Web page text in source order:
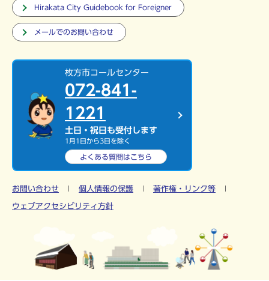
Hirakata City Guidebook for Foreigner
メールでのお問い合わせ
枚方市コールセンター
072-841-
1221
土日・祝日も受付します
1月1日から3日を除く
よくある質問はこちら
お問い合わせ 個人情報の保護 著作権・リンク等
ウェブアクセシビリティ方針